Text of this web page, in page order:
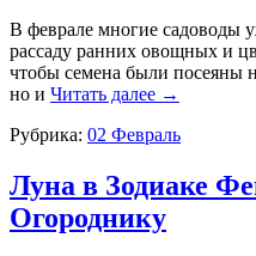
В феврале многие садоводы
рассаду ранних овощных и
чтобы семена были посеяны
но и Читать далее →
Рубрика: 02 Февраль
Луна в Зодиаке
Огороднику